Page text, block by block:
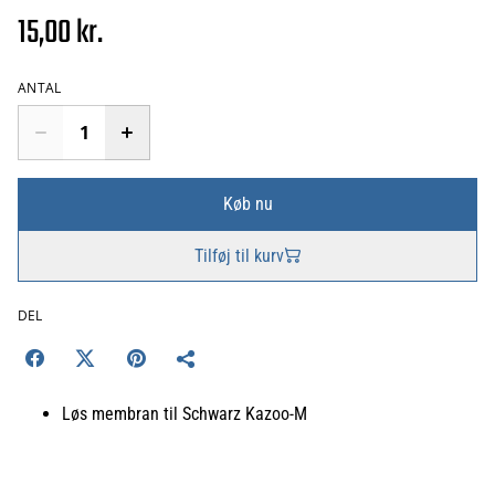
15,00 kr.
ANTAL
Køb nu
Tilføj til kurv
DEL
Løs membran til Schwarz Kazoo-M